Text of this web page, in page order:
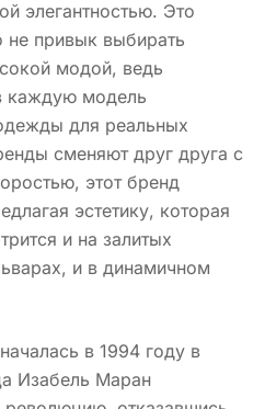
элегантностью. Это
не привык выбирать
модой, ведь
каждую модель
для реальных
сменяют друг друга с
этот бренд
эстетику, которая
и на залитых
и в динамичном
в 1994 году в
Изабель Маран